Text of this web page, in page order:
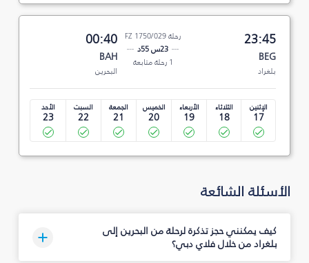
23:45
BEG
بلغراد
رحلة FZ 1750/029
23س 55د
1 رحلة متابعة
00:40
BAH
البحرين
الإثنين
17
الثلاثاء
18
الأربعاء
19
الخميس
20
الجمعة
21
السبت
22
الأحد
23
الأسئلة الشائعة
كيف يمكنني حجز تذكرة لرحلة من البحرين إلى
بلغراد من خلال فلاي دبي؟